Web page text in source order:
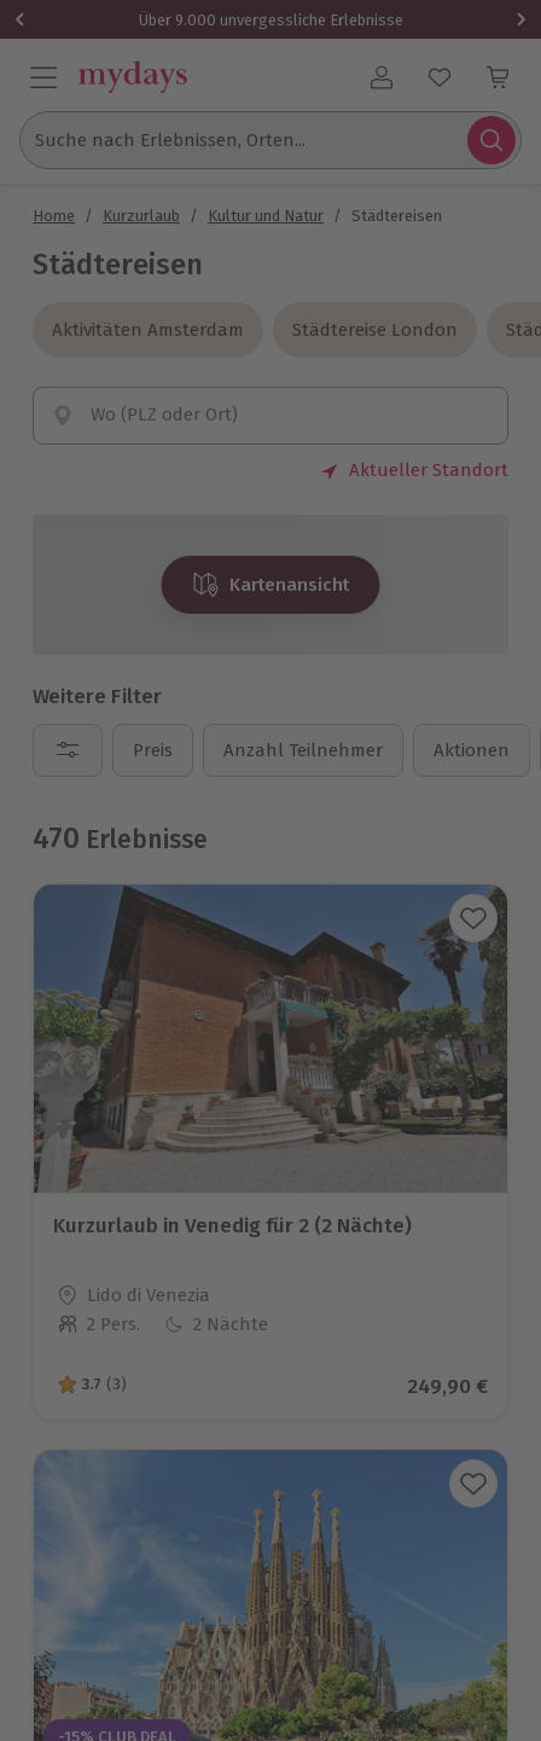
Über 9.000 unvergessliche Erlebnisse
Benutzerkonto
Suche nach Erlebnissen, Orten...
Home / Kurzurlaub / Kultur und Natur / Städtereisen
Städtereisen
Aktivitäten Amsterdam
Aktivitäten Amsterdam Städtereise London
Städtereise London
Wo (PLZ oder Ort)
Aktueller Standort
Kartenansicht
Weitere Filter
Preis Anzahl Teilnehmer Aktionen
470 Erlebnisse
Kurzurlaub in Venedig für 2 (2 Nächte)
Standort
Lido di Venezia
Anzahl der Teilnehmer
2 Pers. 2 Nächte
3.7 von 5 Sternen basierend auf 3 Bewertungen
3.7 (3) Aktueller
249,90 €
-15% CLUB DEAL